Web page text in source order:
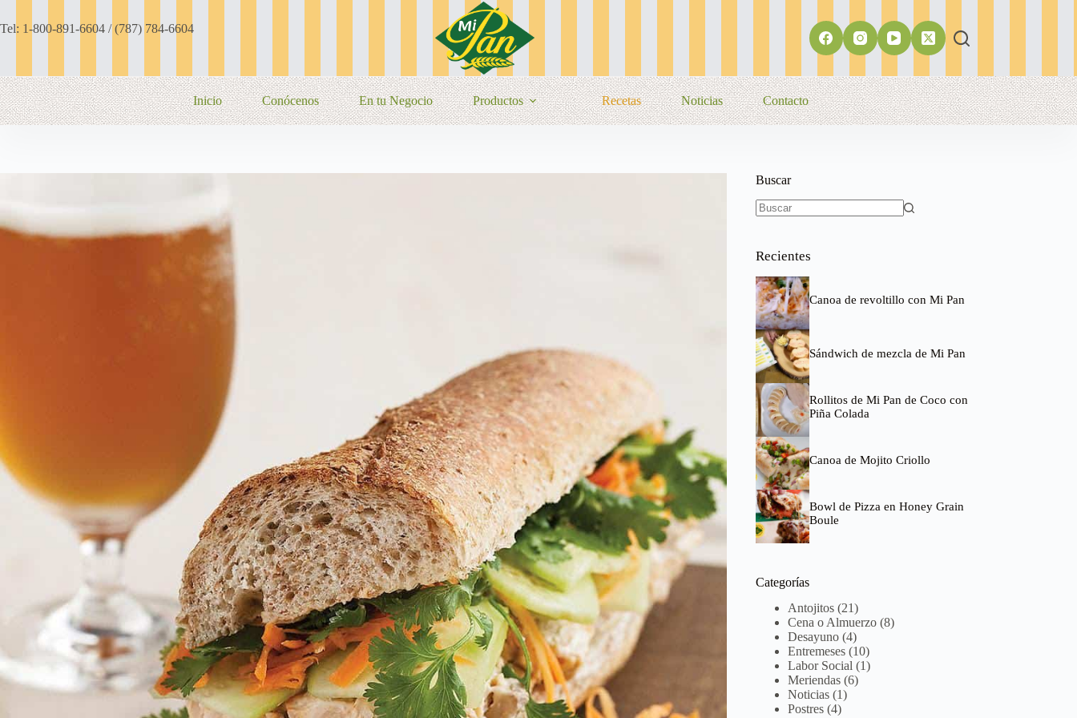
contenido
Tel: 1-800-891-6604 / (787) 784-6604
Inicio Conócenos En tu Negocio Productos Recetas Noticias Contacto
Buscar
Recientes
Canoa de revoltillo con Mi Pan
Sándwich de mezcla de Mi Pan
Rollitos de Mi Pan de Coco con
Piña Colada
Canoa de Mojito Criollo
Bowl de Pizza en Honey Grain
Boule
Categorías
Antojitos (21)
Cena o Almuerzo (8)
Desayuno (4)
Entremeses (10)
Labor Social (1)
Meriendas (6)
Noticias (1)
Postres (4)